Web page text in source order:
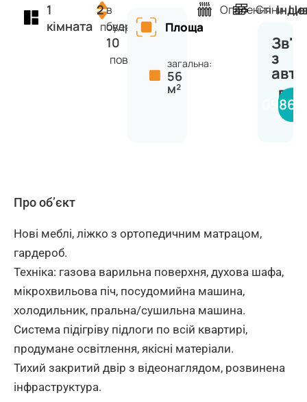
1
кімната
2
поверх
в
будинку
10
поверхів
Площа
загальна:
56
м²
ОпаленняСтіни
з
Про об’єкт
Нові меблі, ліжко з ортопедичним матрацом,
гардероб.
Техніка: газова варильна поверхня, духова шафа,
мікрохвильова піч, посудомийна машина,
холодильник, пральна/сушильна машина.
Система підігріву підлоги по всій квартирі,
продумане освітлення, якісні матеріали.
Тихий закритий двір з відеонаглядом, розвинена
інфраструктура.